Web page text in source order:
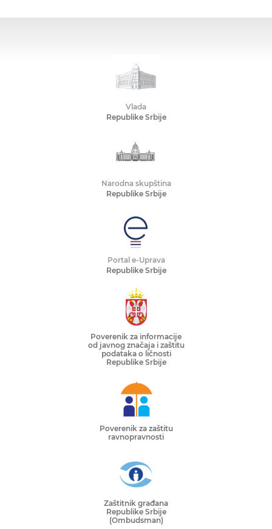
Vlada
Republike Srbije
Narodna skupština
Republike Srbije
Portal e-Uprava
Republike Srbije
Poverenik za informacije
od javnog značaja i zaštitu
podataka o ličnosti
Republike Srbije
Poverenik za zaštitu
ravnopravnosti
Zaštitnik građana
Republike Srbije
(Ombudsman)